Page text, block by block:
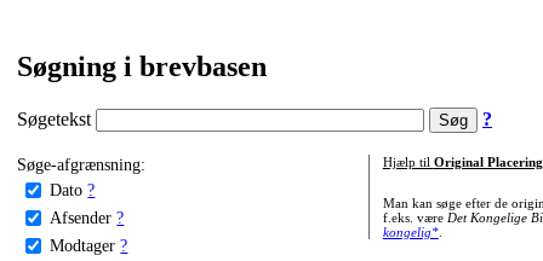
Søgning i brevbasen
Søgetekst ?
Søge-afgrænsning:
Dato ?
Afsender ?
Modtager ?
Hjælp til Original Placering
Man kan søge efter de
f.eks. være Det Kongelige
kongelig*.